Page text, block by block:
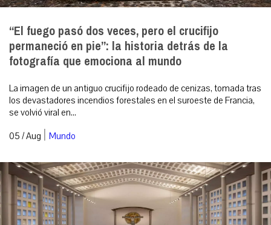
“El fuego pasó dos veces, pero el crucifijo
permaneció en pie”: la historia detrás de la
fotografía que emociona al mundo
La imagen de un antiguo crucifijo rodeado de cenizas, tomada tras
los devastadores incendios forestales en el suroeste de Francia,
se volvió viral en...
05 / Aug | Mundo